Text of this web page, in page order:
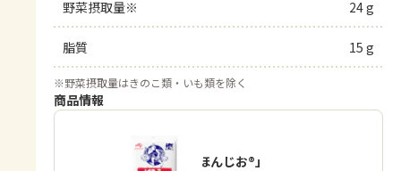
野菜摂取量※ 24 g
脂質 15 g
※野菜摂取量はきのこ類・いも類を除く
商品情報
「瀬戸のほんじお®」